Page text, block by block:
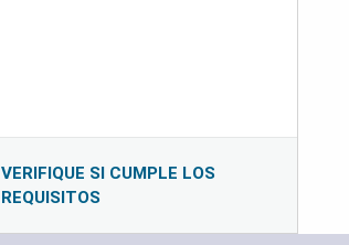
VERIFIQUE SI CUMPLE LOS
REQUISITOS